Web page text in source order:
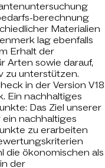
berechnung
Materialien
lag ebenfalls
Erhalt der
Arten sowie darauf,
zu unterstützen.
in der Version V18
Ein nachhaltiges
Das Ziel unserer
nachhaltiges
zu erarbeiten
die ökonomischen als
der